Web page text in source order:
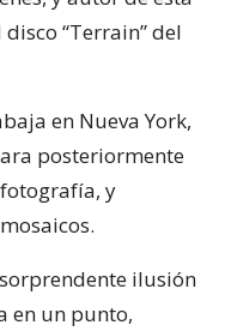
“Terrain” del
en Nueva York,
posteriormente
y
ilusión
en un punto,